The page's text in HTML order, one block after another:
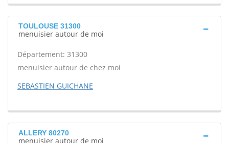
TOULOUSE 31300
menuisier autour de moi
Département: 31300
menuisier autour de chez moi
SEBASTIEN GUICHANE
ALLERY 80270
menuisier autour de moi